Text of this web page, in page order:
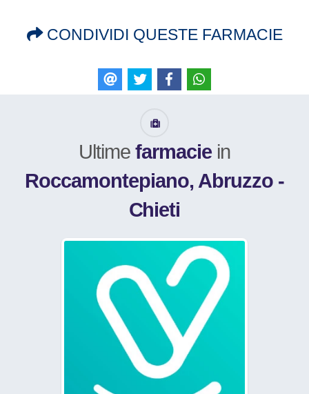
CONDIVIDI QUESTE FARMACIE
E-mail Tweet
Ultime farmacie in
Roccamontepiano, Abruzzo -
Chieti